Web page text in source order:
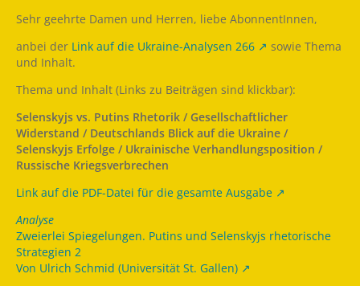
Sehr geehrte Damen und Herren, liebe AbonnentInnen,
anbei der Link auf die Ukraine-Analysen 266
sowie Thema
und Inhalt.
Thema und Inhalt (Links zu Beiträgen sind klickbar):
Selenskyjs vs. Putins Rhetorik / Gesellschaftlicher
Widerstand / Deutschlands Blick auf die Ukraine /
Selenskyjs Erfolge / Ukrainische Verhandlungsposition /
Russische Kriegsverbrechen
Link auf die PDF-Datei für die gesamte Ausgabe
Analyse
Zweierlei Spiegelungen. Putins und Selenskyjs rhetorische
Strategien 2
Von Ulrich Schmid (Universität St. Gallen)